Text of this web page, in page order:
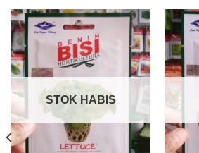
STOK HABIS